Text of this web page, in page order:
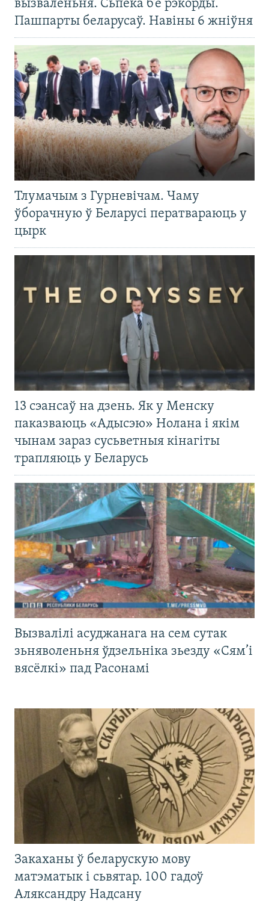
вызваленьня. Сьпёка б’е рэкорды.
Пашпарты беларусаў. Навіны 6 жніўня
Тлумачым з Гурневічам. Чаму
ўборачную ў Беларусі ператвараюць у
цырк
13 сэансаў на дзень. Як у Менску
паказваюць «Адысэю» Нолана і якім
чынам зараз сусьветныя кінагіты
трапляюць у Беларусь
Вызвалілі асуджанага на сем сутак
зьняволеньня ўдзельніка зьезду «Сям’і
вясёлкі» пад Расонамі
Закаханы ў беларускую мову
матэматык і сьвятар. 100 гадоў
Аляксандру Надсану